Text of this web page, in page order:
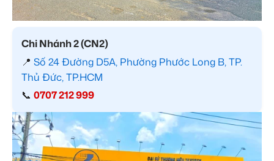
Chi Nhánh 2 (CN2)
📍 Số 24 Đường D5A, Phường Phước Long B, TP.
Thủ Đức, TP.HCM
📞 0707 212 999